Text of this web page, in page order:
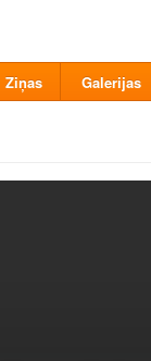
Ziņas Galerijas